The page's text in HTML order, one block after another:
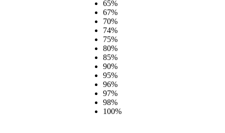
65%
67%
70%
74%
75%
80%
85%
90%
95%
96%
97%
98%
100%